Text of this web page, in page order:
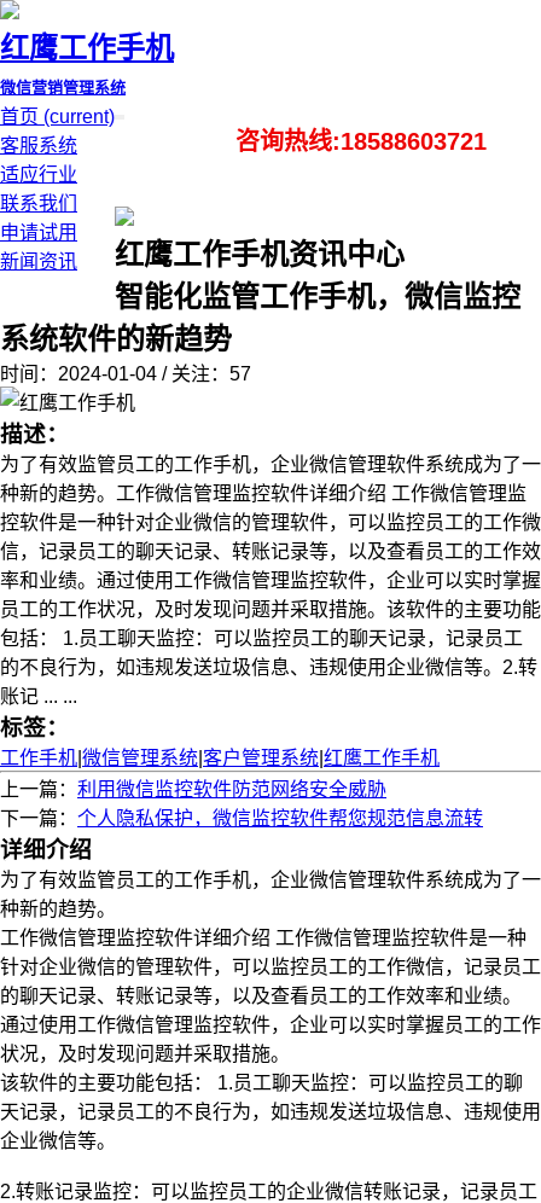
红鹰工作手机
微信营销管理系统
首页 (current)
客服系统
适应行业
联系我们
申请试用
新闻资讯
咨询热线:18588603721
红鹰工作手机资讯中心
智能化监管工作手机，微信监控
系统软件的新趋势
时间：2024-01-04 / 关注：57
描述：
为了有效监管员工的工作手机，企业微信管理软件系统成为了一
种新的趋势。工作微信管理监控软件详细介绍 工作微信管理监
控软件是一种针对企业微信的管理软件，可以监控员工的工作微
信，记录员工的聊天记录、转账记录等，以及查看员工的工作效
率和业绩。通过使用工作微信管理监控软件，企业可以实时掌握
员工的工作状况，及时发现问题并采取措施。该软件的主要功能
包括： 1.员工聊天监控：可以监控员工的聊天记录，记录员工
的不良行为，如违规发送垃圾信息、违规使用企业微信等。2.转
账记 ... ...
标签：
工作手机 微信管理系统 客户管理系统 红鹰工作手机
上一篇： 利用微信监控软件防范网络安全威胁
下一篇： 个人隐私保护，微信监控软件帮您规范信息流转
详细介绍
为了有效监管员工的工作手机，企业微信管理软件系统成为了一
种新的趋势。
工作微信管理监控软件详细介绍 工作微信管理监控软件是一种
针对企业微信的管理软件，可以监控员工的工作微信，记录员工
的聊天记录、转账记录等，以及查看员工的工作效率和业绩。
通过使用工作微信管理监控软件，企业可以实时掌握员工的工作
状况，及时发现问题并采取措施。
该软件的主要功能包括： 1.员工聊天监控：可以监控员工的聊
天记录，记录员工的不良行为，如违规发送垃圾信息、违规使用
企业微信等。
2.转账记录监控：可以监控员工的企业微信转账记录，记录员工